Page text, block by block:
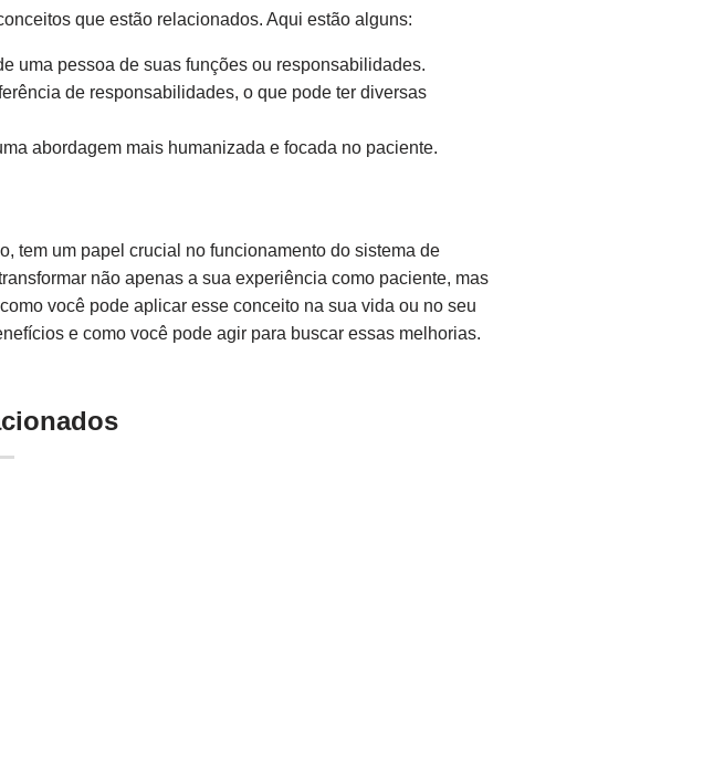
que estão relacionados. Aqui estão alguns:
uma pessoa de suas funções ou responsabilidades.
de responsabilidades, o que pode ter diversas
abordagem mais humanizada e focada no paciente.
tem um papel crucial no funcionamento do sistema de
não apenas a sua experiência como paciente, mas
você pode aplicar esse conceito na sua vida ou no seu
e como você pode agir para buscar essas melhorias.